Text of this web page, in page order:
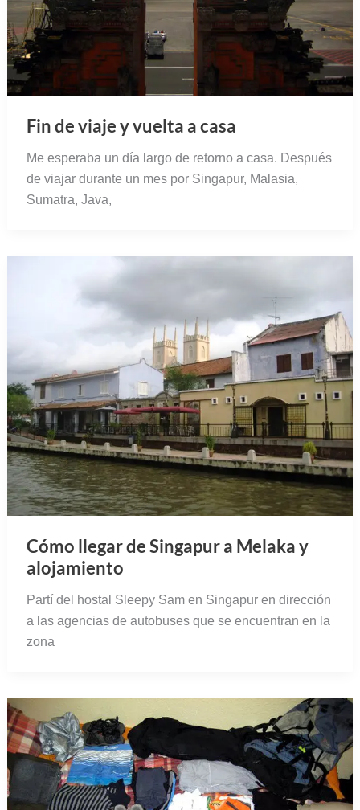
Fin de viaje y vuelta a casa
Me esperaba un día largo de retorno a casa. Después
de viajar durante un mes por Singapur, Malasia,
Sumatra, Java,
Cómo llegar de Singapur a Melaka y
alojamiento
Partí del hostal Sleepy Sam en Singapur en dirección
a las agencias de autobuses que se encuentran en la
zona